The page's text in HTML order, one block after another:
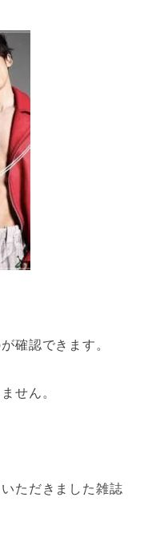
確認できます。
せん。
ただきました雑誌